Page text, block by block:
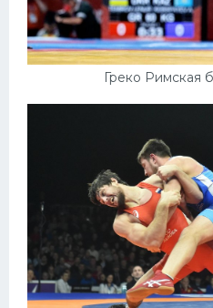
Греко Римская